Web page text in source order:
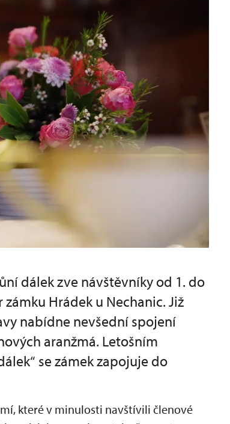
dálek zve návštěvníky od 1. do
Hrádek u Nechanic. Již
nabídne nevšední spojení
aranžmá. Letošním
se zámek zapojuje do
které v minulosti navštívili členové